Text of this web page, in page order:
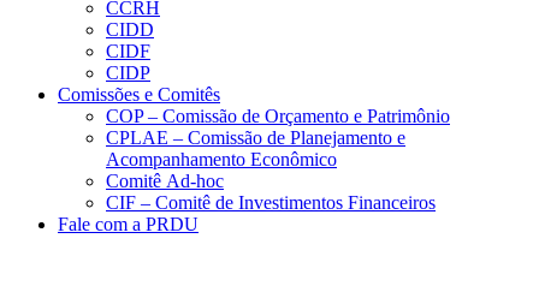
CCRH
CIDD
CIDF
CIDP
Comissões e Comitês
COP – Comissão de Orçamento e Patrimônio
CPLAE – Comissão de Planejamento e
Acompanhamento Econômico
Comitê Ad-hoc
CIF – Comitê de Investimentos Financeiros
Fale com a PRDU